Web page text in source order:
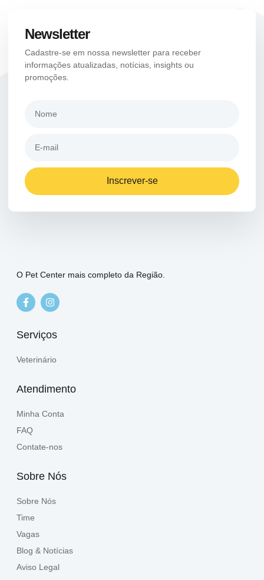
Newsletter
Cadastre-se em nossa newsletter para receber
informações atualizadas, notícias, insights ou
promoções.
Inscrever-se
O Pet Center mais completo da Região.
Serviços
Veterinário
Atendimento
Minha Conta
FAQ
Contate-nos
Sobre Nós
Sobre Nós
Time
Vagas
Blog & Notícias
Aviso Legal